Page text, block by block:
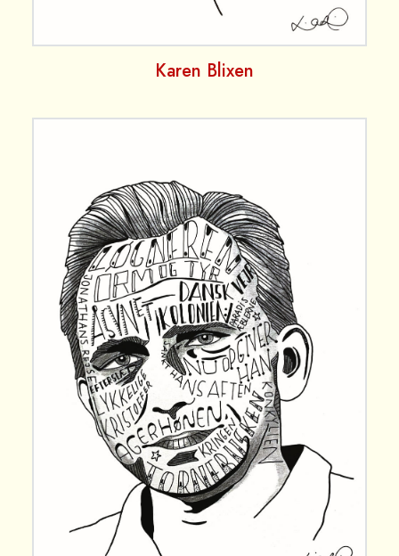
Karen Blixen